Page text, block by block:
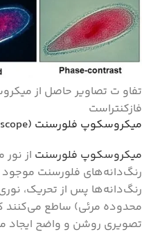
تفاو ت تصاویر حاصل از
فازکنتراست
میکروسکوپ فلورسنت (Fluorescent Microscope)
میکروسکوپ فلورسنت از نور
رنگ‌دانه‌های فلورسنت موجود
رنگ‌دانه‌ها پس از تحریک،
محدوده مرئی) ساطع
تصویری روشن و واضح ایجاد